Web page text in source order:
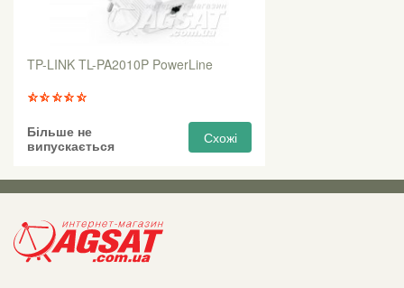
TP-LINK TL-PA2010P PowerLine
Більше не
випускається
Схожі